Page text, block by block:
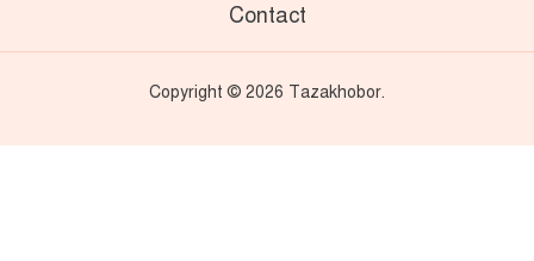
Contact
Copyright © 2026 Tazakhobor.